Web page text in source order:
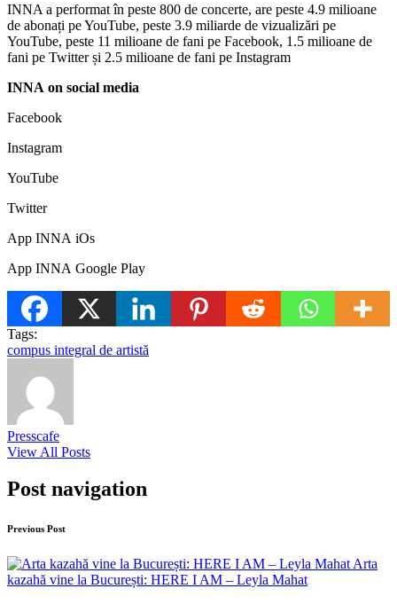
INNA a performat în peste 800 de concerte, are peste 4.9 milioane
de abonați pe YouTube, peste 3.9 miliarde de vizualizări pe
YouTube, peste 11 milioane de fani pe Facebook, 1.5 milioane de
fani pe Twitter și 2.5 milioane de fani pe Instagram
INNA on social media
Facebook
Instagram
YouTube
Twitter
App INNA iOs
App INNA Google Play
Tags:
compus integral de artistă
Presscafe
View All Posts
Post navigation
Previous Post
Arta
kazahă vine la București: HERE I AM – Leyla Mahat